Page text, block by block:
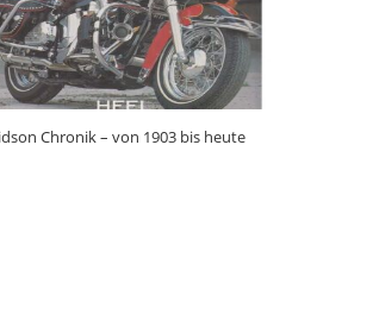
Chronik – von 1903 bis heute